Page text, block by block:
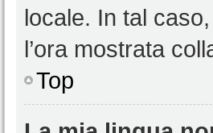
locale. In tal
l’ora mostrata
Top